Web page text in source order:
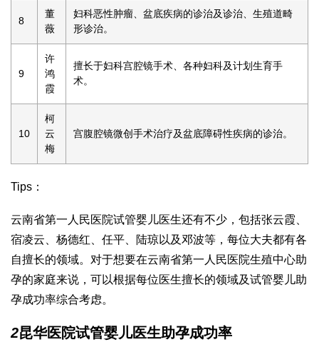
8
董
薇
妇科恶性肿瘤、盆底疾病的诊治及诊治、生殖道畸
形诊治。
9
许
鸿
霞
擅长于妇科宫腔镜手术、各种妇科及计划生育手
术。
10
柯
云
梅
宫腹腔镜微创手术治疗及盆底障碍性疾病的诊治。
Tips：
云南省第一人民医院试管婴儿医生还有不少，包括张云霞、
宿凌云、杨德红、任平、陆琼以及邓波等，每位大夫都有各
自擅长的领域。对于想要在云南省第一人民医院生殖中心助
孕的家庭来说，可以根据每位医生擅长的领域及试管婴儿助
孕成功率综合考虑。
2昆华医院试管婴儿医生助孕成功率